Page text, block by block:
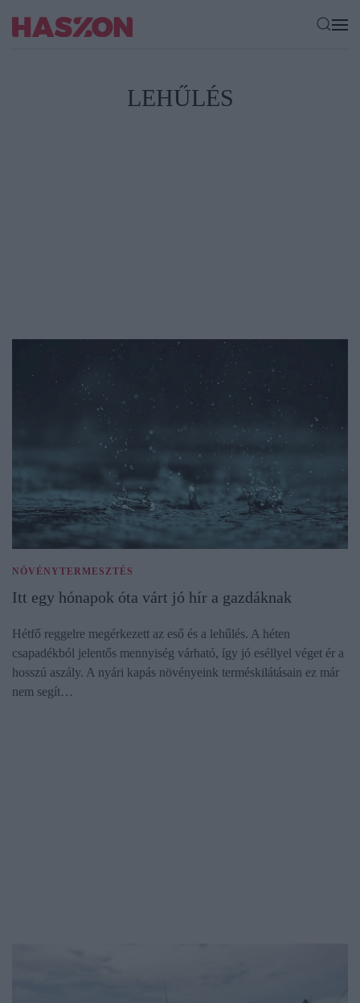
LEHŰLÉS
NÖVÉNYTERMESZTÉS
Itt egy hónapok óta várt jó hír a gazdáknak
Hétfő reggelre megérkezett az eső és a lehűlés. A héten
csapadékból jelentős mennyiség várható, így jó eséllyel véget ér a
hosszú aszály. A nyári kapás növényeink terméskilátásain ez már
nem segít…